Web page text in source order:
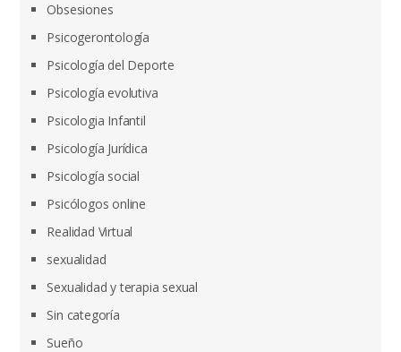
Obsesiones
Psicogerontología
Psicología del Deporte
Psicología evolutiva
Psicologia Infantil
Psicología Jurídica
Psicología social
Psicólogos online
Realidad Virtual
sexualidad
Sexualidad y terapia sexual
Sin categoría
Sueño